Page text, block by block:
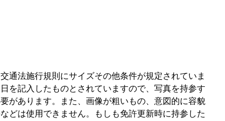
通法施行規則にサイズその他条件が規定されていま
を記入したものとされていますので、写真を持参す
があります。また、画像が粗いもの、意図的に容貌
どは使用できません。もしも免許更新時に持参した